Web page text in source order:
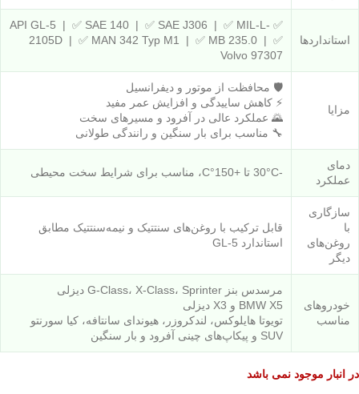
استانداردها
✅ API GL-5 | ✅ SAE 140 | ✅ SAE J306 | ✅ MIL-L-
2105D | ✅ MAN 342 Typ M1 | ✅ MB 235.0 | ✅
Volvo 97307
مزایا
🛡 محافظت از موتور و دیفرانسیل
⚡ کاهش ساییدگی و افزایش عمر مفید
🌄 عملکرد عالی در آفرود و مسیرهای سخت
🔧 مناسب برای بار سنگین و رانندگی طولانی
دمای
عملکرد
-30°C تا +150°C، مناسب برای شرایط سخت محیطی
سازگاری
با
روغن‌های
دیگر
قابل ترکیب با روغن‌های سنتتیک و نیمه‌سنتتیک مطابق
استاندارد GL-5
خودروهای
مناسب
مرسدس بنز G-Class، X-Class، Sprinter دیزلی
BMW X5 و X3 دیزلی
تویوتا هایلوکس، لندکروزر، هیوندای سانتافه، کیا سورنتو
SUV و پیکاپ‌های چینی آفرود و بار سنگین
در انبار موجود نمی باشد